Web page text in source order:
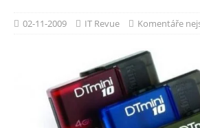
02-11-2009 IT Revue Komentáře